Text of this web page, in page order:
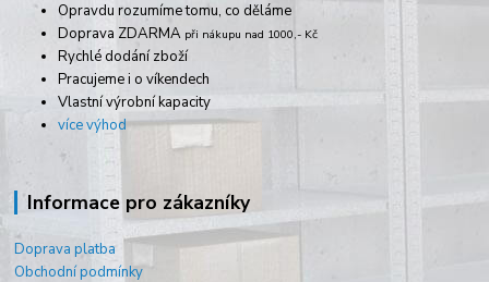
Opravdu rozumíme tomu, co děláme
Doprava ZDARMA při nákupu nad 1000,- Kč
Rychlé dodání zboží
Pracujeme i o víkendech
Vlastní výrobní kapacity
více výhod
Informace pro zákazníky
Doprava platba
Obchodní podmínky